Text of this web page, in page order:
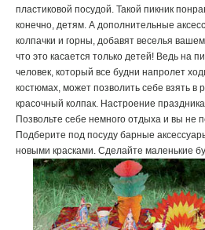
пластиковой посудой. Такой пикник
конечно, детям. А дополнительные
колпачки и горны, добавят веселья
что это касается только детей! Ведь на
человек, который все будни напролет
костюмах, может позволить себе взять в
красочный колпак. Настроение
Позвольте себе немного отдыха и вы не
Подберите под посуду барные
новыми красками. Сделайте маленькие